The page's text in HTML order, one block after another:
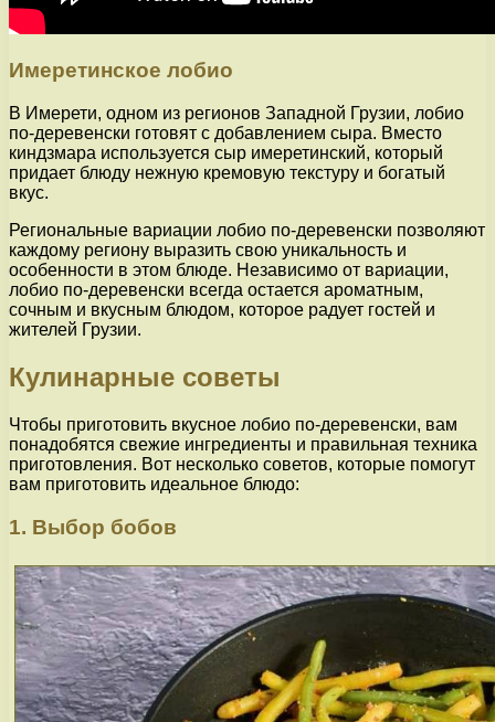
Имеретинское лобио
В Имерети, одном из регионов Западной Грузии, лобио
по-деревенски готовят с добавлением сыра. Вместо
киндзмара используется сыр имеретинский, который
придает блюду нежную кремовую текстуру и богатый
вкус.
Региональные вариации лобио по-деревенски позволяют
каждому региону выразить свою уникальность и
особенности в этом блюде. Независимо от вариации,
лобио по-деревенски всегда остается ароматным,
сочным и вкусным блюдом, которое радует гостей и
жителей Грузии.
Кулинарные советы
Чтобы приготовить вкусное лобио по-деревенски, вам
понадобятся свежие ингредиенты и правильная техника
приготовления. Вот несколько советов, которые помогут
вам приготовить идеальное блюдо:
1. Выбор бобов